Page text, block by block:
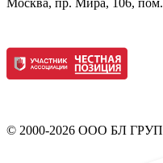
© 2000-2026 ООО БЛ